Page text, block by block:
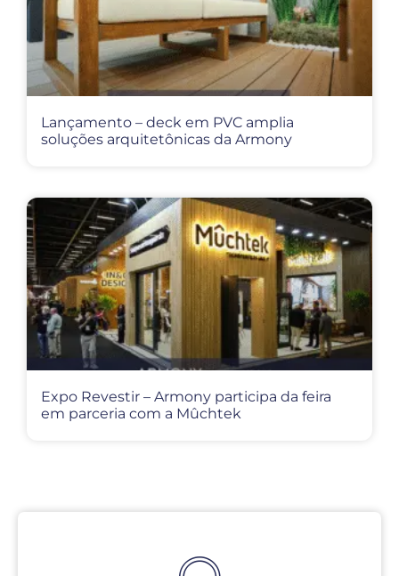
Lançamento – deck em PVC amplia
soluções arquitetônicas da Armony
Expo Revestir – Armony participa da feira
em parceria com a Mûchtek